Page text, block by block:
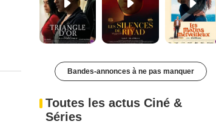
Bandes-annonces à ne pas manquer
Toutes les actus Ciné &
Séries